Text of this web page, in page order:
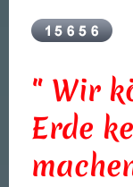
" Wir
Erde